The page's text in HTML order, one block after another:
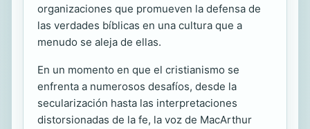
organizaciones que promueven la defensa de
las verdades bíblicas en una cultura que a
menudo se aleja de ellas.
En un momento en que el cristianismo se
enfrenta a numerosos desafíos, desde la
secularización hasta las interpretaciones
distorsionadas de la fe, la voz de MacArthur